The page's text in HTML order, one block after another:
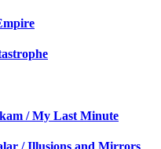
/ My Last Minute
/ Illusions and Mirrors